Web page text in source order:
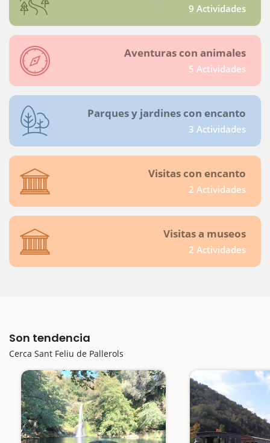
9 Actividades
Aventuras con animales
5 Actividades
Parques y jardines con encanto
3 Actividades
Visitas con encanto
2 Actividades
Visitas a museos
2 Actividades
Son tendencia
Cerca Sant Feliu de Pallerols